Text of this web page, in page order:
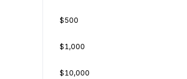
$500
$1,000
$10,000